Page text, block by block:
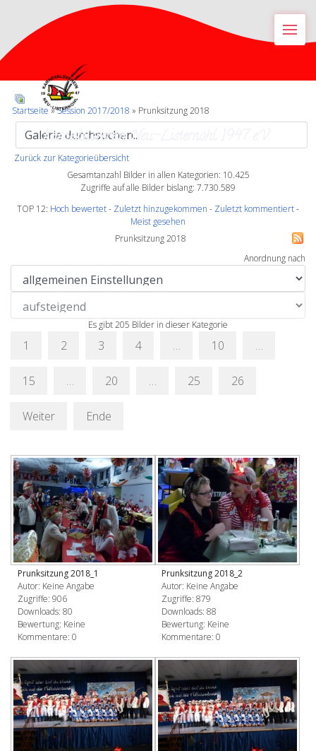
Karnevalsverein Neu-Listernohl 1947 e.V.
Startseite»Session 2017/2018 » Prunksitzung 2018
Zurück zur Kategorieübersicht
Gesamtanzahl Bilder in allen Kategorien: 10.425
Zugriffe auf alle Bilder bislang: 7.730.589
TOP 12: Hoch bewertet- Zuletzt hinzugekommen - Zuletzt kommentiert-
Meist gesehen
Prunksitzung 2018
Anordnung nach
Es gibt 205 Bilder in dieser Kategorie
1 2 3 4 … 10 …
15 … 20 … 25 26
Weiter Ende
Prunksitzung 2018_1
Autor: Keine Angabe
Zugriffe: 906
Downloads: 80
Bewertung: Keine
Kommentare: 0
Prunksitzung 2018_2
Autor: Keine Angabe
Zugriffe: 879
Downloads: 88
Bewertung: Keine
Kommentare: 0